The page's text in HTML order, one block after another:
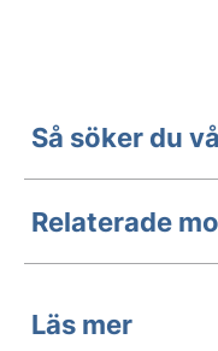
Så söker du
Relaterade
Läs mer